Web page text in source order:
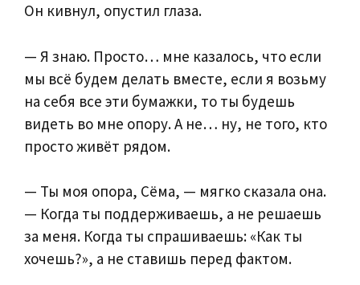
Он кивнул, опустил глаза.
— Я знаю. Просто… мне казалось, что если
мы всё будем делать вместе, если я возьму
на себя все эти бумажки, то ты будешь
видеть во мне опору. А не… ну, не того, кто
просто живёт рядом.
— Ты моя опора, Сёма, — мягко сказала она.
— Когда ты поддерживаешь, а не решаешь
за меня. Когда ты спрашиваешь: «Как ты
хочешь?», а не ставишь перед фактом.